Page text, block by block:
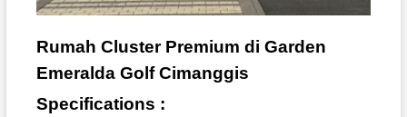
Rumah Cluster Premium di Garden
Emeralda Golf Cimanggis
Specifications :